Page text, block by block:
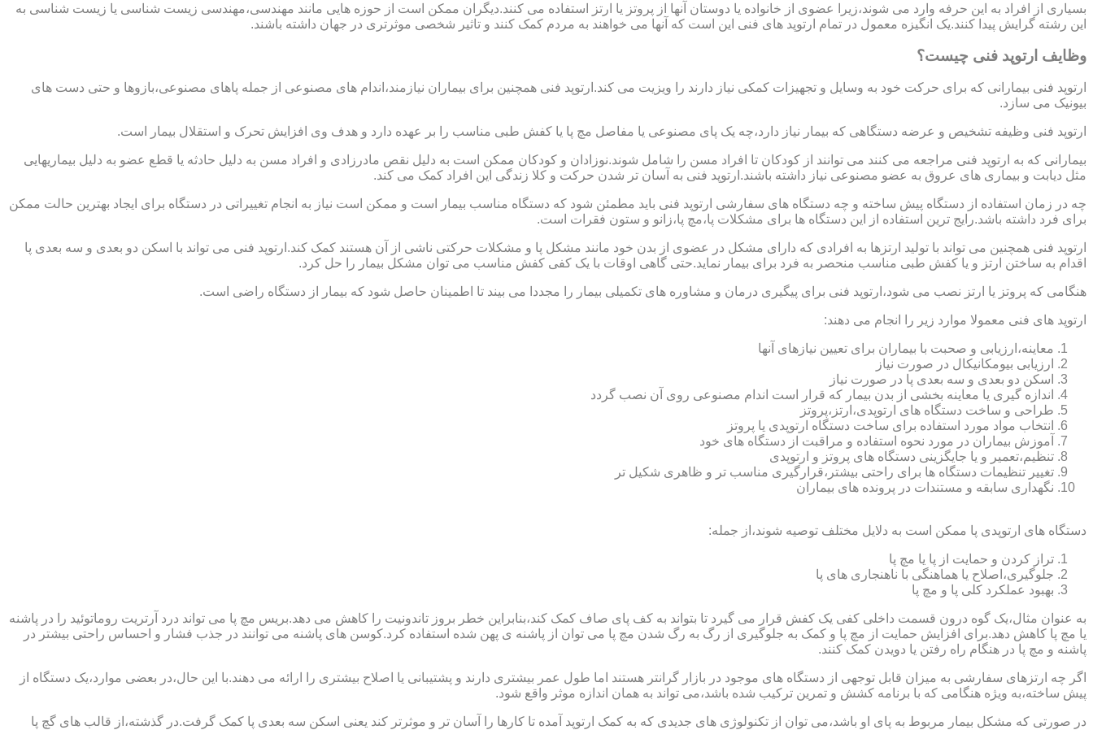
بسیاری از افراد به این حرفه وارد می شوند،زیرا عضوی از خانواده یا دوستان آنها از پروتز یا ارتز استفاده می کنند.دیگران ممکن است از حوزه هایی مانند مهندسی،مهندسی زیست شناسی یا زیست شناسی به
این رشته گرایش پیدا کنند.یک انگیزه معمول در تمام ارتوپد های فنی این است که آنها می خواهند به مردم کمک کنند و تاثیر شخصی موثرتری در جهان داشته باشند.
وظایف ارتوپد فنی چیست؟
ارتوپد فنی بیمارانی که برای حرکت خود به وسایل و تجهیزات کمکی نیاز دارند را ویزیت می کند.ارتوپد فنی همچنین برای بیماران نیازمند،اندام های مصنوعی از جمله پاهای مصنوعی،بازوها و حتی دست های
بیونیک می سازد.
ارتوپد فنی وظیفه تشخیص و عرضه دستگاهی که بیمار نیاز دارد،چه یک پای مصنوعی یا مفاصل مچ پا یا کفش طبی مناسب را بر عهده دارد و هدف وی افزایش تحرک و استقلال بیمار است.
بیمارانی که به ارتوپد فنی مراجعه می کنند می توانند از کودکان تا افراد مسن را شامل شوند.نوزادان و کودکان ممکن است به دلیل نقص مادرزادی و افراد مسن به دلیل حادثه یا قطع عضو به دلیل بیماریهایی
مثل دیابت و بیماری های عروق به عضو مصنوعی نیاز داشته باشند.ارتوپد فنی به آسان تر شدن حرکت و کلا زندگی این افراد کمک می کند.
چه در زمان استفاده از دستگاه پیش ساخته و چه دستگاه های سفارشی ارتوپد فنی باید مطمئن شود که دستگاه مناسب بیمار است و ممکن است نیاز به انجام تغییراتی در دستگاه برای ایجاد بهترین حالت ممکن
برای فرد داشته باشد.رایج ترین استفاده از این دستگاه ها برای مشکلات پا،مچ پا،زانو و ستون فقرات است.
ارتوپد فنی همچنین می تواند با تولید ارتزها به افرادی که دارای مشکل در عضوی از بدن خود مانند مشکل پا و مشکلات حرکتی ناشی از آن هستند کمک کند.ارتوپد فنی می تواند با اسکن دو بعدی و سه بعدی پا
اقدام به ساختن ارتز و یا کفش طبی مناسب منحصر به فرد برای بیمار نماید.حتی گاهی اوقات با یک کفی کفش مناسب می توان مشکل بیمار را حل کرد.
هنگامی که پروتز یا ارتز نصب می شود،ارتوپد فنی برای پیگیری درمان و مشاوره های تکمیلی بیمار را مجددا می بیند تا اطمینان حاصل شود که بیمار از دستگاه راضی است.
ارتوپد های فنی معمولا موارد زیر را انجام می دهند:
معاینه،ارزیابی و صحبت با بیماران برای تعیین نیازهای آنها
ارزیابی بیومکانیکال در صورت نیاز
اسکن دو بعدی و سه بعدی پا در صورت نیاز
اندازه گیری یا معاینه بخشی از بدن بیمار که قرار است اندام مصنوعی روی آن نصب گردد
طراحی و ساخت دستگاه های ارتوپدی،ارتز،پروتز
انتخاب مواد مورد استفاده برای ساخت دستگاه ارتوپدی یا پروتز
آموزش بیماران در مورد نحوه استفاده و مراقبت از دستگاه های خود
تنظیم،تعمیر و یا جایگزینی دستگاه های پروتز و ارتوپدی
تغییر تنظیمات دستگاه ها برای راحتی بیشتر،قرارگیری مناسب تر و ظاهری شکیل تر
نگهداری سابقه و مستندات در پرونده های بیماران
دستگاه های ارتوپدی پا ممکن است به دلایل مختلف توصیه شوند،از جمله:
تراز کردن و حمایت از پا یا مچ پا
جلوگیری،اصلاح یا هماهنگی با ناهنجاری های پا
بهبود عملکرد کلی پا و مچ پا
به عنوان مثال،یک گوه درون قسمت داخلی کفی یک کفش قرار می گیرد تا بتواند به کف پای صاف کمک کند،بنابراین خطر بروز تاندونیت را کاهش می دهد.بریس مچ پا می تواند درد آرتریت روماتوئید را در پاشنه
یا مچ پا کاهش دهد.برای افزایش حمایت از مچ پا و کمک به جلوگیری از رگ به رگ شدن مچ پا می توان از پاشنه ی پهن شده استفاده کرد.کوسن های پاشنه می توانند در جذب فشار و احساس راحتی بیشتر در
پاشنه و مچ پا در هنگام راه رفتن یا دویدن کمک کنند.
اگر چه ارتزهای سفارشی به میزان قابل توجهی از دستگاه های موجود در بازار گرانتر هستند اما طول عمر بیشتری دارند و پشتیبانی یا اصلاح بیشتری را ارائه می دهند.با این حال،در بعضی موارد،یک دستگاه از
پیش ساخته،به ویژه هنگامی که با برنامه کشش و تمرین ترکیب شده باشد،می تواند به همان اندازه موثر واقع شود.
در صورتی که مشکل بیمار مربوط به پای او باشد،می توان از تکنولوژی های جدیدی که به کمک ارتوپد آمده تا کارها را آسان تر و موثرتر کند یعنی اسکن سه بعدی پا کمک گرفت.در گذشته،از قالب های گچ پا